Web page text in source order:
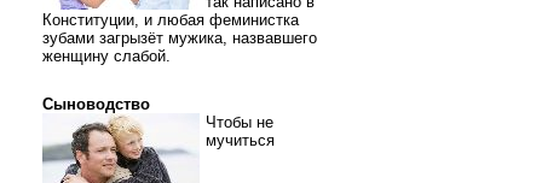
Конституции, и любая феминистка
зубами загрызёт мужика, назвавшего
женщину слабой.
Сыноводство
Чтобы не
мучиться